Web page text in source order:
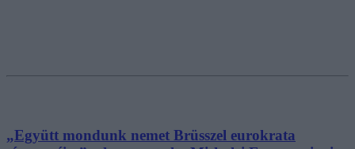
„Együtt mondunk nemet Brüsszel eurokrata